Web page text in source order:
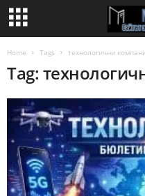
Home Tags технологични
Tag: